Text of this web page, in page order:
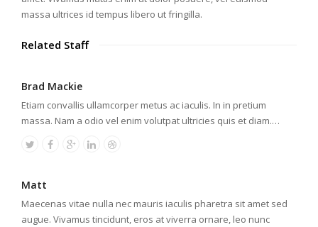
massa ultrices id tempus libero ut fringilla.
Related Staff
Brad Mackie
Etiam convallis ullamcorper metus ac iaculis. In in pretium
massa. Nam a odio vel enim volutpat ultricies quis et diam.…
Matt
Maecenas vitae nulla nec mauris iaculis pharetra sit amet sed
augue. Vivamus tincidunt, eros at viverra ornare, leo nunc